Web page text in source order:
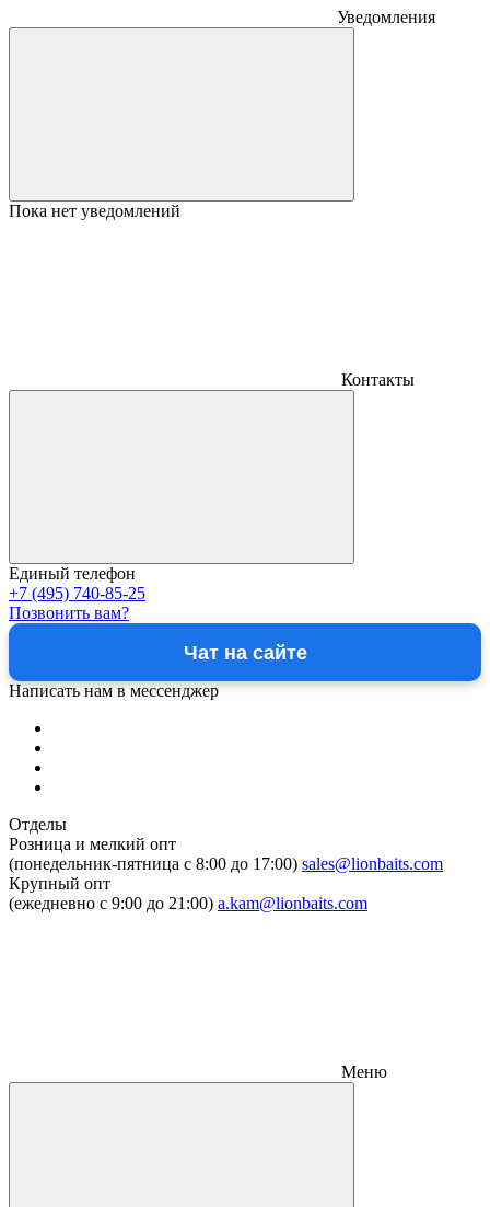
Уведомления
Пока нет уведомлений
Контакты
Единый телефон
+7 (495) 740-85-25
Позвонить вам?
Чат на сайте
Написать нам в мессенджер
Отделы
Розница и мелкий опт
(понедельник-пятница c 8:00 до 17:00) sales@lionbaits.com
Крупный опт
(ежедневно с 9:00 до 21:00) a.kam@lionbaits.com
Меню